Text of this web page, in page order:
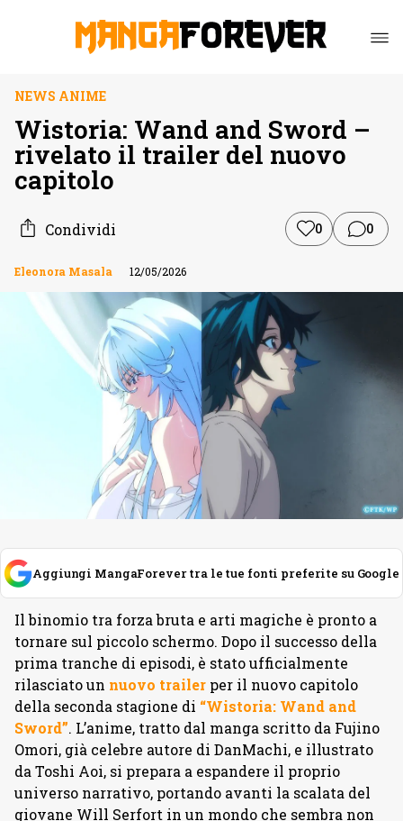
NEWS ANIME
Wistoria: Wand and Sword –
rivelato il trailer del nuovo
capitolo
Condividi 0 0
Eleonora Masala 12/05/2026
Aggiungi MangaForever tra le tue fonti preferite su Google
Il binomio tra forza bruta e arti magiche è pronto a
tornare sul piccolo schermo. Dopo il successo della
prima tranche di episodi, è stato ufficialmente
rilasciato un nuovo trailer per il nuovo capitolo
della seconda stagione di “Wistoria: Wand and
Sword”. L’anime, tratto dal manga scritto da Fujino
Omori, già celebre autore di DanMachi, e illustrato
da Toshi Aoi, si prepara a espandere il proprio
universo narrativo, portando avanti la scalata del
giovane Will Serfort in un mondo che sembra non